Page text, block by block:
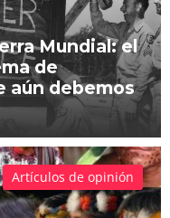
Mundial: el
de
aún debemos
Artículos de opinión